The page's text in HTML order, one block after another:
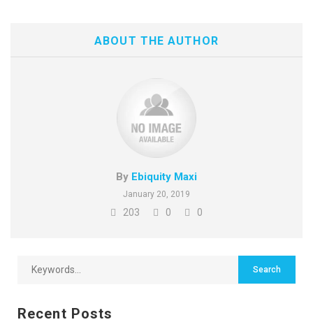
ABOUT THE AUTHOR
By Ebiquity Maxi
January 20, 2019
203 0 0
Recent Posts